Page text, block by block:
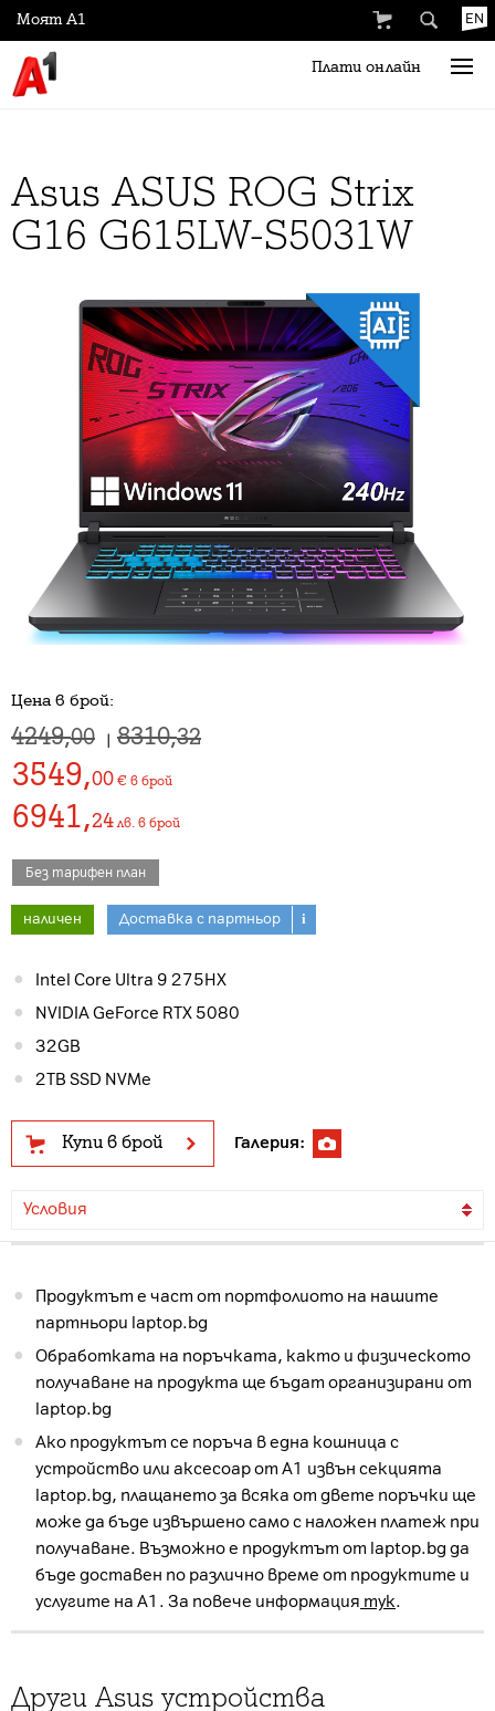
EN
Плати онлайн
Моят А1
Asus ASUS ROG Strix
G16 G615LW-S5031W
Цена в брой:
4249,00 | 8310,32
3549,00 € в брой
6941,24 лв. в брой
Без тарифен план
наличен Доставка с партньор i
Intel Core Ultra 9 275HX
NVIDIA GeForce RTX 5080
32GB
2TB SSD NVMe
Купи в брой Галерия:
Условия
Продуктът е част от портфолиото на нашите
партньори laptop.bg
Обработката на поръчката, както и физическото
получаване на продукта ще бъдат организирани от
laptop.bg
Ако продуктът се поръча в една кошница с
устройство или аксесоар от А1 извън секцията
laptop.bg, плащането за всяка от двете поръчки ще
може да бъде извършено само с наложен платеж при
получаване. Възможно е продуктът от laptop.bg да
бъде доставен по различно време от продуктите и
услугите на А1. За повече информация тук.
Други Asus устройства